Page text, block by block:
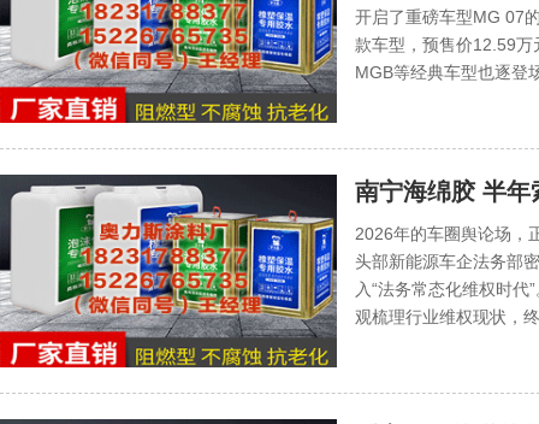
开启了重磅车型MG 07
款车型，预售价12.59
MGB等经典车型也逐登
南宁海绵胶 半年
2026年的车圈舆论场，
头部新能源车企法务部
入“法务常态化维权时
观梳理行业维权现状，